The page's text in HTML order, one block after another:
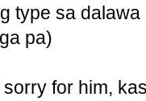
type sa
pa)
for him,